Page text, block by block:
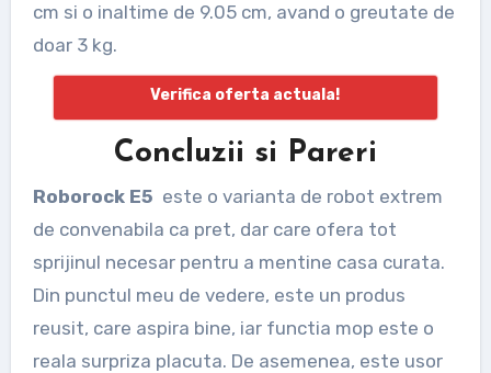
cm si o inaltime de 9.05 cm, avand o greutate de
doar 3 kg.
Verifica oferta actuala!
Concluzii si Pareri
Roborock E5 este o varianta de robot extrem
de convenabila ca pret, dar care ofera tot
sprijinul necesar pentru a mentine casa curata.
Din punctul meu de vedere, este un produs
reusit, care aspira bine, iar functia mop este o
reala surpriza placuta. De asemenea, este usor